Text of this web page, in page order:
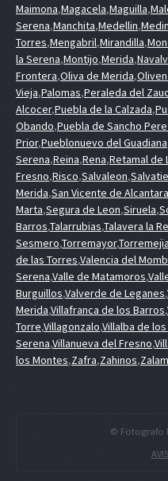
Maimona,Magacela,Maguilla,
Serena,Manchita,Medellin,
Torres,Mengabril,Mirandilla,
la Serena,Montijo,Merida,
Frontera,Oliva de Merida,
Vieja,Palomas,Peraleda del
Alcocer,Puebla de la Calzada,
Obando,Puebla de Sancho
Prior,Pueblonuevo del Guadiana
Serena,Reina,Rena,Retamal de
Fresno,Risco,Salvaleon,
Merida,San Vicente de Alcantara
Marta,Segura de Leon,Siruela,
Barros,Talarrubias,Talavera la
Sesmero,Torremayor,Torremejia
de las Torres,Valencia del
Serena,Valle de Matamoros,
Burguillos,Valverde de Leganes,
Merida,Villafranca de los Barros,
Torre,Villagonzalo,Villalba de
Serena,Villanueva del Fresno,
los Montes,Zafra,Zahinos,
© Fotografo